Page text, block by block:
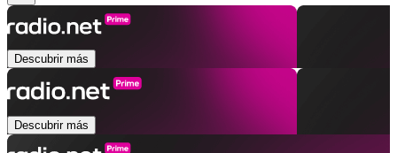
Descubrir más
Descubrir más